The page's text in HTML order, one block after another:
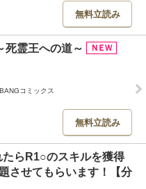
無料立読み
死霊王への道～
コミックス
無料立読み
らR1○のスキルを獲得
させてもらいます！【分